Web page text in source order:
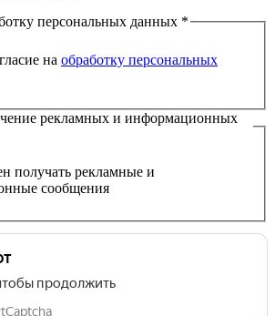
персональных данных *
на обработку персональных
рекламных и информационных
получать рекламные и
сообщения